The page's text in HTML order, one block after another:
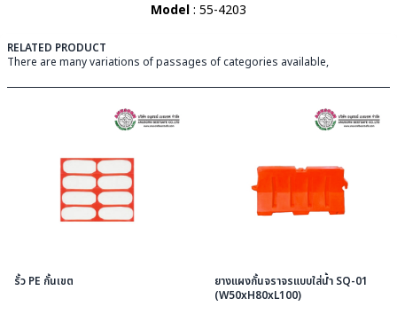
Model: 55-4203
RELATED PRODUCT
There are many variations of passages of categories available,
รั้ว PE กั้นเขต
ยางแผงกั้นจราจรแบบใส่น้ำ SQ-01
(W50xH80xL100)